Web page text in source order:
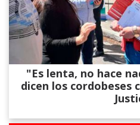
"Es lenta, no hace
dicen los cordobeses